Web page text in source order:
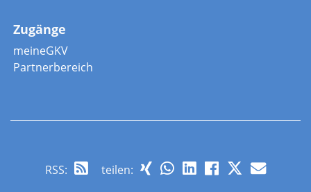
Zugänge
meineGKV
Partnerbereich
RSS: teilen: